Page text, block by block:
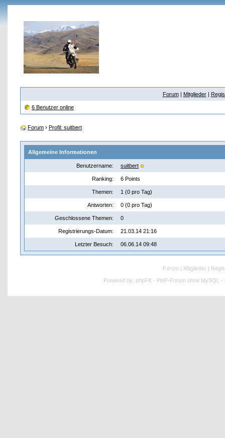
Forum| Mitglieder|
6 Benutzer online
Forum › Profil: suitbert
Allgemeine Informationen
Benutzername: suitbert
Ranking: 6 Points
Themen: 1 (0 pro Tag)
Antworten: 0 (0 pro Tag)
Geschlossene Themen: 0
Registrierungs-Datum: 21.03.14 21:16
Letzter Besuch: 06.06.14 09:48
Forum | Mitglieder |
Powered by: phpFK - PHP-Forum ohne MySQL -